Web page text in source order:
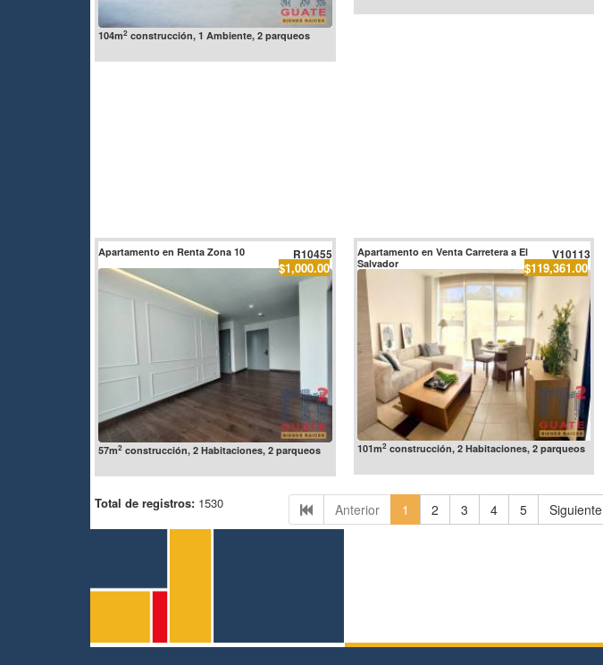
104m2construcción, 1 Ambiente, 2 parqueos
Apartamento en Renta Zona 10 R10455
$1,000.00
57m2construcción, 2 Habitaciones, 2 parqueos
Apartamento en Venta Carretera a El
Salvador
V10113
$119,361.00
101m2construcción, 2 Habitaciones, 2 parqueos
Total de registros:1530 Anterior 1 2 3 4 5 Siguiente